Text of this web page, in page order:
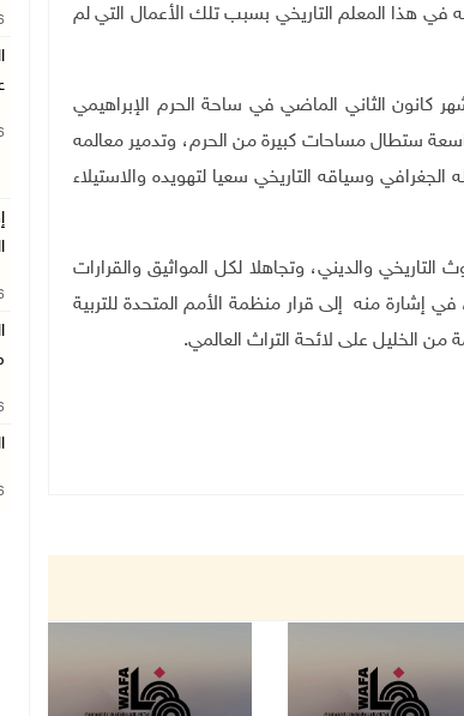
في هذا المعلم التاريخي بسبب تلك الأعمال التي لم
كانون الثاني الماضي في ساحة الحرم الإبراهيمي
ستطال مساحات كبيرة من الحرم، وتدمير معالمه
وسياقه التاريخي سعيا لتهويده والاستيلاء
والديني، وتجاهلا لكل المواثيق والقرارات
إشارة منه إلى قرار منظمة الأمم المتحدة للتربية
.